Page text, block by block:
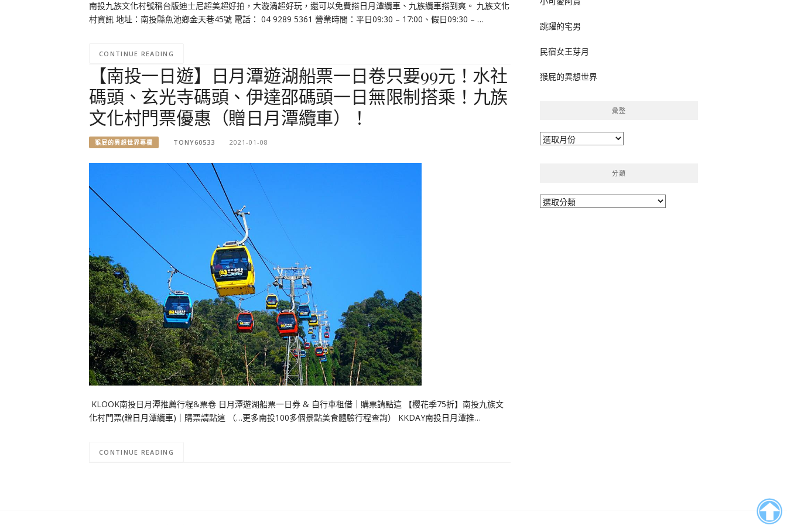
南投九族文化村號稱台版迪士尼超美超好拍，大漩渦超好玩，還可以免費搭日月潭纜車、九族纜車搭到爽。 九族文化
村資訊 地址：南投縣魚池鄉金天巷45號 電話： 04 9289 5361 營業時間：平日09:30 – 17:00、假日09:30 – …
CONTINUE READING
【南投一日遊】日月潭遊湖船票一日卷只要99元！水社
碼頭、玄光寺碼頭、伊達邵碼頭一日無限制搭乘！九族
文化村門票優惠（贈日月潭纜車）！
猴屁的異想世界專欄 TONY60533 2021-01-08
KLOOK南投日月潭推薦行程&票卷 日月潭遊湖船票一日券 & 自行車租借｜購票請點這 【櫻花季75折】南投九族文
化村門票(贈日月潭纜車)｜購票請點這 （…更多南投100多個景點美食體驗行程查詢） KKDAY南投日月潭推…
CONTINUE READING
跳躍的宅男
民宿女王芽月
猴屁的異想世界
彙整
彙
分類
分